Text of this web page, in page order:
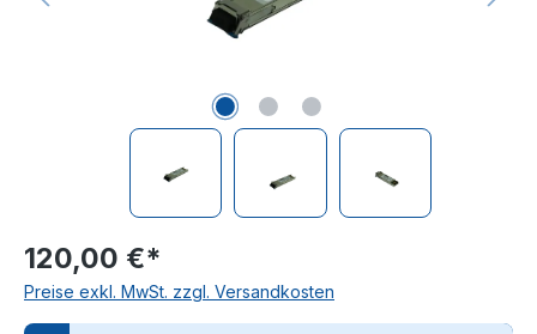
120,00 €*
Preise exkl. MwSt. zzgl. Versandkosten